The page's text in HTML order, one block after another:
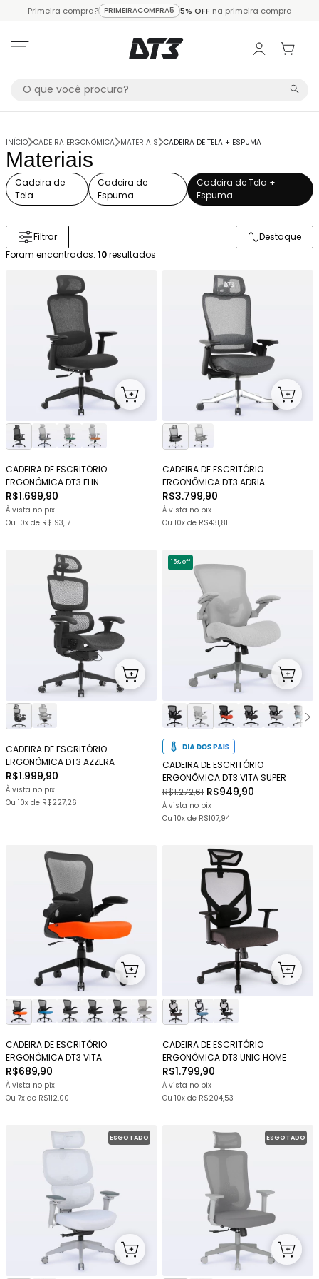
Primeira compra? PRIMEIRACOMPRA5 5% OFFna primeira compra
INÍCIO CADEIRA ERGONÔMICA MATERIAIS CADEIRA DE TELA + ESPUMA
Materiais
Cadeira de
Tela
Cadeira de
Espuma
Cadeira de Tela +
Espuma
Foram encontrados: 10resultados
Ordenar
Destaque
Filtrar
CADEIRA DE ESCRITÓRIO
ERGONÔMICA DT3 ELIN
R$1.699,90
À vista no pix
Ou 10x de R$193,17
CADEIRA DE ESCRITÓRIO
ERGONÔMICA DT3 ADRIA
R$3.799,90
À vista no pix
Ou 10x de R$431,81
CADEIRA DE ESCRITÓRIO
ERGONÔMICA DT3 AZZERA
R$1.999,90
À vista no pix
Ou 10x de R$227,26
CADEIRA DE ESCRITÓRIO
ERGONÔMICA DT3 VITA SUPER
R$1.272,61 R$949,90
15% off
À vista no pix
Ou 10x de R$107,94
CADEIRA DE ESCRITÓRIO
ERGONÔMICA DT3 VITA
R$689,90
À vista no pix
Ou 7x de R$112,00
CADEIRA DE ESCRITÓRIO
ERGONÔMICA DT3 UNIC HOME
R$1.799,90
À vista no pix
Ou 10x de R$204,53
ESGOTADO ESGOTADO